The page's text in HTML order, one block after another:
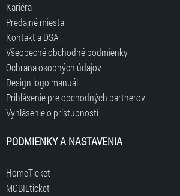
Kariéra
Predajné miesta
Kontakt a DSA
Všeobecné obchodné podmienky
Ochrana osobných údajov
Design logo manuál
Prihlásenie pre obchodných partnerov
Vyhlásenie o prístupnosti
PODMIENKY A NASTAVENIA
HomeTicket
MOBILticket